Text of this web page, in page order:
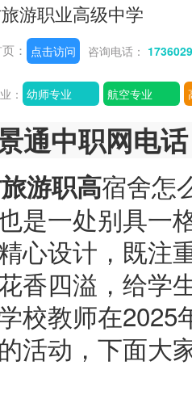
游职业高级中学
： 点击访问 咨询电话：
： 幼师专业 航空专业
通中职网电
游职高宿舍怎
是一处别具一
心设计，既注
香四溢，给学
校教师在
活动，下面大